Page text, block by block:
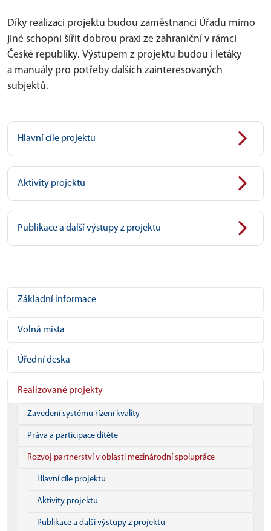
Díky realizaci projektu budou zaměstnanci Úřadu mimo
jiné schopni šířit dobrou praxi ze zahraniční v rámci
České republiky. Výstupem z projektu budou i letáky
a manuály pro potřeby dalších zainteresovaných
subjektů.
Hlavní cíle projektu
Aktivity projektu
Publikace a další výstupy z projektu
Základní informace
Volná místa
Úřední deska
Realizované projekty
Zavedení systému řízení kvality
Práva a participace dítěte
Rozvoj partnerství v oblasti mezinárodní spolupráce
Hlavní cíle projektu
Aktivity projektu
Publikace a další výstupy z projektu